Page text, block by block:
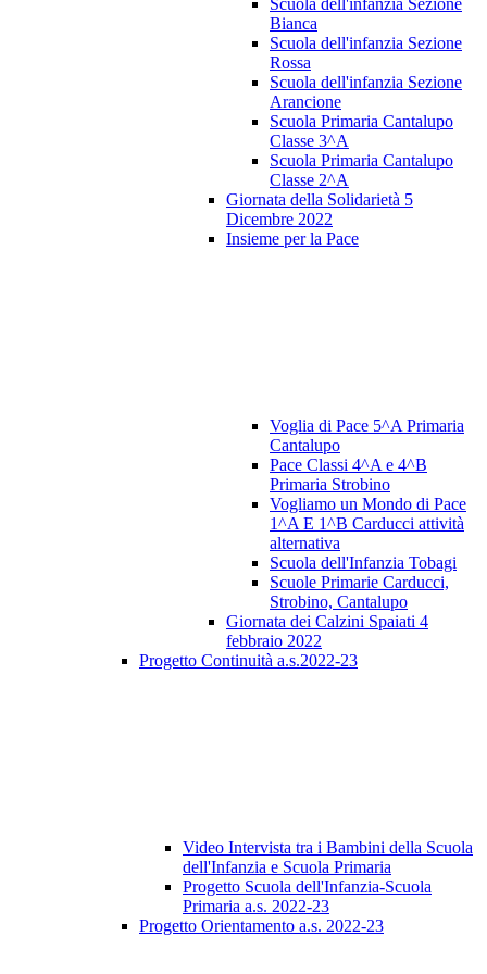
Scuola dell'infanzia Sezione
Bianca
Scuola dell'infanzia Sezione
Rossa
Scuola dell'infanzia Sezione
Arancione
Scuola Primaria Cantalupo
Classe 3^A
Scuola Primaria Cantalupo
Classe 2^A
Giornata della Solidarietà 5
Dicembre 2022
Insieme per la Pace
Voglia di Pace 5^A Primaria
Cantalupo
Pace Classi 4^A e 4^B
Primaria Strobino
Vogliamo un Mondo di Pace
1^A E 1^B Carducci attività
alternativa
Scuola dell'Infanzia Tobagi
Scuole Primarie Carducci,
Strobino, Cantalupo
Giornata dei Calzini Spaiati 4
febbraio 2022
Progetto Continuità a.s.2022-23
Video Intervista tra i Bambini della Scuola
dell'Infanzia e Scuola Primaria
Progetto Scuola dell'Infanzia-Scuola
Primaria a.s. 2022-23
Progetto Orientamento a.s. 2022-23